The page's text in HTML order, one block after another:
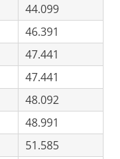
44.099
46.391
47.441
47.441
48.092
48.991
51.585